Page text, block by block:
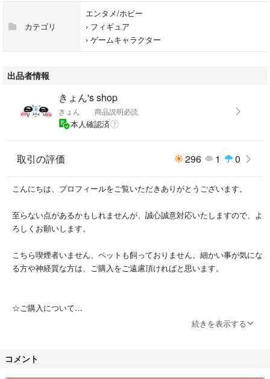
配送中に紛失・破損事故等が起きました場合、こちらでは責任を負いかね
ますのでご了承ください。配送業者様へお願いいたします。
カテゴリ
エンタメ/ホビー
› フィギュア
› ゲームキャラクター
出品者情報
きょん's shop
きょん 商品説明必読
本人確認済
取引の評価 296 1 0
こんにちは、プロフィールをご覧いただきありがとうございます。
至らない点があるかもしれませんが、誠心誠意対応いたしますので、よ
ろしくお願いします。
こちら喫煙者いません、ペットも飼っておりません。細かい事が気にな
る方や神経質な方は、ご購入をご遠慮頂ければと思います。
☆ご購入について
・特に記載がない商品はコメントなし購入歓迎です。続きを表示する
コメント